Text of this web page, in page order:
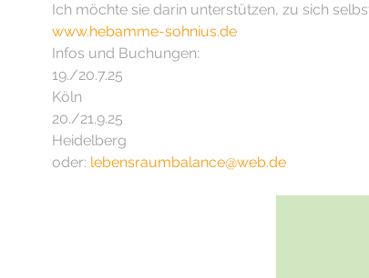
Ich möchte sie darin unterstützen, zu sich
www.hebamme-sohnius.de
Infos und Buchungen:
19./20.7.25
Köln
20./21.9.25
Heidelberg
oder: lebensraumbalance@web.de